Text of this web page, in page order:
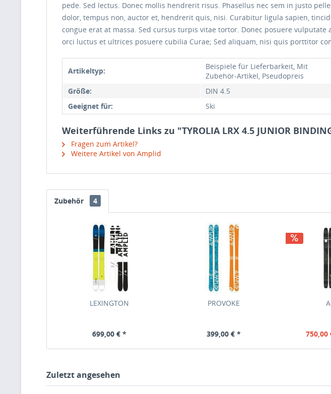
pede. Sed lectus. Donec mollis hendrerit risus. Phasellus nec sem in justo
dolor, tempus non, auctor et, hendrerit quis, nisi. Curabitur ligula sapien,
congue erat at massa. Sed cursus turpis vitae tortor. Donec posuere
orci luctus et ultrices posuere cubilia Curae; Sed aliquam, nisi quis porttitor
Artikeltyp:
Beispiele für Lieferbarkeit, Mit
Zubehör-Artikel, Pseudopreis
Größe:
DIN 4.5
Geeignet für:
Ski
Weiterführende Links zu "TYROLIA LRX 4.5 JUNIOR
Fragen zum Artikel?
Weitere Artikel von Amplid
Zubehör 4
LEXINGTON
699,00 € *
PROVOKE
399,00 € * 750,00
Zuletzt angesehen